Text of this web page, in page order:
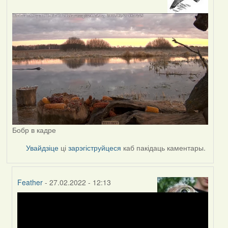
Бобр в кадре
Увайдзіце цізарэгіструйцеся каб пакідаць каментары.
Feather - 27.02.2022 - 12:13